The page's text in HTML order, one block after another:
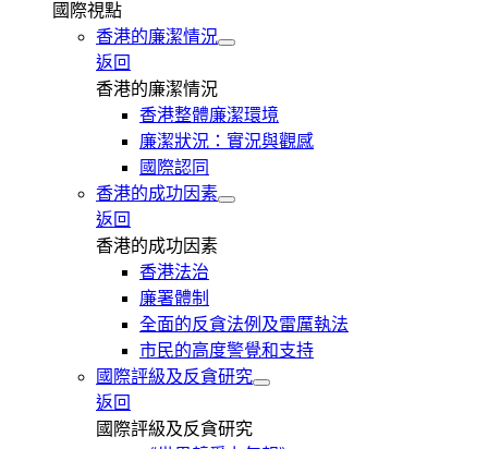
國際視點
香港的廉潔情況
返回
香港的廉潔情況
香港整體廉潔環境
廉潔狀況：實況與觀感
國際認同
香港的成功因素
返回
香港的成功因素
香港法治
廉署體制
全面的反貪法例及雷厲執法
市民的高度警覺和支持
國際評級及反貪研究
返回
國際評級及反貪研究